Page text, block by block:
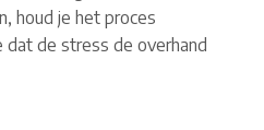
houd je het proces
dat de stress de overhand